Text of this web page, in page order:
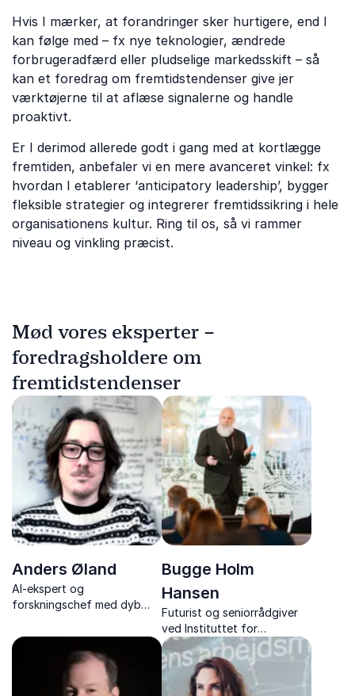
Hvis I mærker, at forandringer sker hurtigere, end I
kan følge med – fx nye teknologier, ændrede
forbrugeradfærd eller pludselige markeds­skift – så
kan et foredrag om fremtidstendenser give jer
værktøjerne til at aflæse signalerne og handle
proaktivt.
Er I derimod allerede godt i gang med at kortlægge
fremtiden, anbefaler vi en mere avanceret vinkel: fx
hvordan I etablerer ‘anticipatory leadership’, bygger
fleksible strategier og integrerer fremtidssikring i hele
organisationens kultur. Ring til os, så vi rammer
niveau og vinkling præcist.
Mød vores eksperter –
foredragsholdere om
fremtidstendenser
Anders Øland
AI-ekspert og
forskningschef med dyb
kreative brancher.
Bugge Holm
Hansen
Futurist og seniorrådgiver
ved Instituttet for
Fremtidsforskning, ekspert i
teknologi og innovation.